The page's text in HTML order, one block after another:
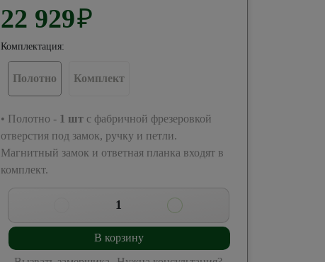
22 929₽
Комплектация:
Полотно Комплект
• Полотно - 1 штс фабричной фрезеровкой
отверстия под замок, ручку и петли.
Магнитный замок и ответная планка входят в
комплект.
1
В корзину